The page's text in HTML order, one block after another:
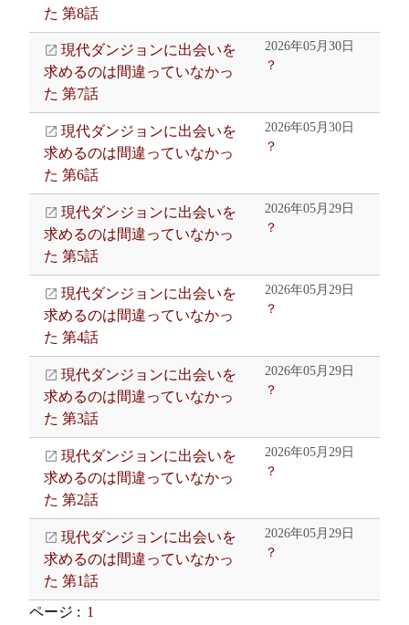
た 第8話
現代ダンジョンに出会いを
求めるのは間違っていなかっ
た 第7話
2026年05月30日
？
現代ダンジョンに出会いを
求めるのは間違っていなかっ
た 第6話
2026年05月30日
？
現代ダンジョンに出会いを
求めるのは間違っていなかっ
た 第5話
2026年05月29日
？
現代ダンジョンに出会いを
求めるのは間違っていなかっ
た 第4話
2026年05月29日
？
現代ダンジョンに出会いを
求めるのは間違っていなかっ
た 第3話
2026年05月29日
？
現代ダンジョンに出会いを
求めるのは間違っていなかっ
た 第2話
2026年05月29日
？
現代ダンジョンに出会いを
求めるのは間違っていなかっ
た 第1話
2026年05月29日
？
ページ : 1